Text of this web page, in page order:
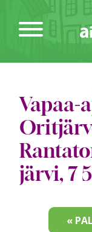
sisältöön
Vapaa-
järvi, 7
«